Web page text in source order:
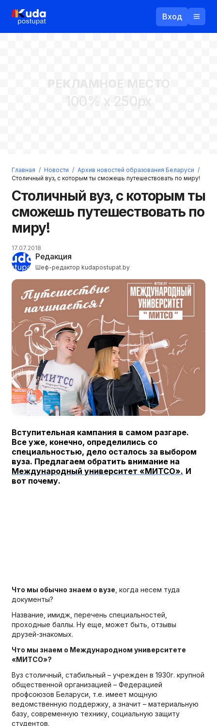
Вход
Войти
Регистрация
Прислать пароль
РЕКЛАМНОЕ МЕСТО
100% x 250px
Главная / Новости / Архив новостей образования Беларуси /
Столичный вуз, с которым ты сможешь путешествовать по миру!
Столичный вуз, с которым ты
сможешь путешествовать по
миру!
Редакция
Шеф-редактор kudapostupat.by
17.07.2018
Вступительная кампания в самом разгаре.
Все уже, конечно, определились со
специальностью, дело осталось за выбором
вуза. Предлагаем обратить внимание на
Международный университет «МИТСО». И
вот почему.
Что мы обычно знаем о вузе, когда несем туда
документы?
Название, имидж, перечень специальностей,
проходные баллы. Ну еще, может быть, отзывы
друзей-знакомых.
Что мы знаем о Международном университете
«МИТСО»?
Вуз столичный, стабильный – учрежден в 1930г. крупной
общественной организацией – Федерацией
профсоюзов Беларуси, т.е. имеет мощную
ведомственную поддержку, а значит – материальную
базу, современную технику, социальную защиту
студентов.